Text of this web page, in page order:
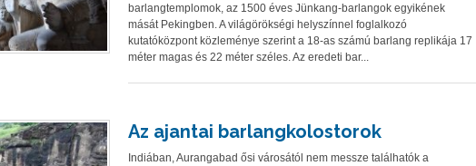
barlangtemplomok, az 1500 éves Jünkang-barlangok egyikének
mását Pekingben. A világörökségi helyszínnel foglalkozó
kutatóközpont közleménye szerint a 18-as számú barlang replikája 17
méter magas és 22 méter széles. Az eredeti bar...
Az ajantai barlangkolostorok
Indiában, Aurangabad ősi városától nem messze találhatók a